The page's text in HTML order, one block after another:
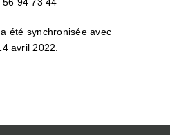
été synchronisée avec
avril 2022.